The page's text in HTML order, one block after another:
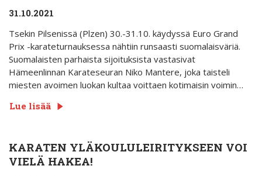
31.10.2021
Tsekin Pilsenissä (Plzen) 30.-31.10. käydyssä Euro Grand
Prix -karateturnauksessa nähtiin runsaasti suomalaisväriä.
Suomalaisten parhaista sijoituksista vastasivat
Hämeenlinnan Karateseuran Niko Mantere, joka taisteli
miesten avoimen luokan kultaa voittaen kotimaisin voimin…
Lue lisää
KARATEN YLÄKOULULEIRITYKSEEN VOI
VIELÄ HAKEA!